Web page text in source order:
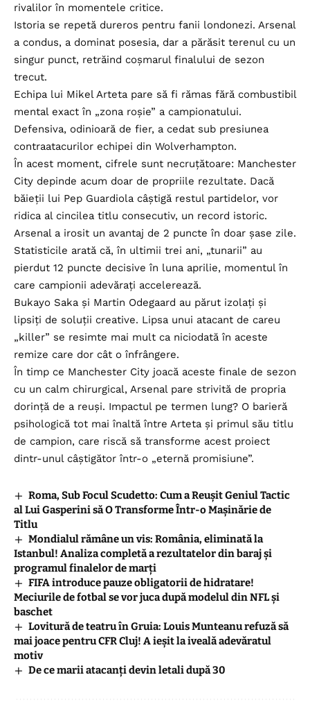
rivalilor în momentele critice.
Istoria se repetă dureros pentru fanii londonezi. Arsenal
a condus, a dominat posesia, dar a părăsit terenul cu un
singur punct, retrăind coșmarul finalului de sezon
trecut.
Echipa lui Mikel Arteta pare să fi rămas fără combustibil
mental exact în „zona roșie” a campionatului.
Defensiva, odinioară de fier, a cedat sub presiunea
contraatacurilor echipei din Wolverhampton.
În acest moment, cifrele sunt necruțătoare: Manchester
City depinde acum doar de propriile rezultate. Dacă
băieții lui Pep Guardiola câștigă restul partidelor, vor
ridica al cincilea titlu consecutiv, un record istoric.
Arsenal a irosit un avantaj de 2 puncte în doar șase zile.
Statisticile arată că, în ultimii trei ani, „tunarii” au
pierdut 12 puncte decisive în luna aprilie, momentul în
care campionii adevărați accelerează.
Bukayo Saka și Martin Odegaard au părut izolați și
lipsiți de soluții creative. Lipsa unui atacant de careu
„killer” se resimte mai mult ca niciodată în aceste
remize care dor cât o înfrângere.
În timp ce Manchester City joacă aceste finale de sezon
cu un calm chirurgical, Arsenal pare strivită de propria
dorință de a reuși. Impactul pe termen lung? O barieră
psihologică tot mai înaltă între Arteta și primul său titlu
de campion, care riscă să transforme acest proiect
dintr-unul câștigător într-o „eternă promisiune”.
Roma, Sub Focul Scudetto: Cum a Reușit Geniul Tactic
al Lui Gasperini să O Transforme Într-o Mașinărie de
Titlu
Mondialul rămâne un vis: România, eliminată la
Istanbul! Analiza completă a rezultatelor din baraj și
programul finalelor de marți
FIFA introduce pauze obligatorii de hidratare!
Meciurile de fotbal se vor juca după modelul din NFL și
baschet
Lovitură de teatru în Gruia: Louis Munteanu refuză să
mai joace pentru CFR Cluj! A ieșit la iveală adevăratul
motiv
De ce marii atacanți devin letali după 30